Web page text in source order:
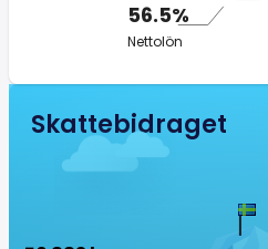
56.5%
Nettolön
Skattebidraget